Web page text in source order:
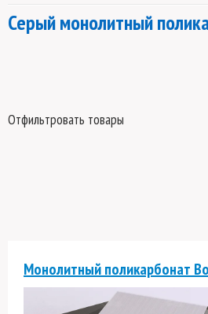
Серый монолитный
Отфильтровать товары
Монолитный поликарбонат